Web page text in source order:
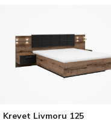
Krevet Livmoru 125